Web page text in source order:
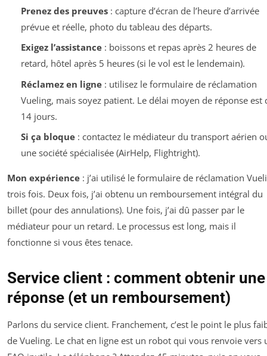
Prenez des preuves: capture d’écran de l’heure d’arrivée
prévue et réelle, photo du tableau des départs.
Exigez l’assistance: boissons et repas après 2 heures de
retard, hôtel après 5 heures (si le vol est le lendemain).
Réclamez en ligne: utilisez le formulaire de réclamation
Vueling, mais soyez patient. Le délai moyen de réponse est
14 jours.
Si ça bloque: contactez le médiateur du transport aérien
une société spécialisée (AirHelp, Flightright).
Mon expérience : j’ai utilisé le formulaire de réclamation
trois fois. Deux fois, j’ai obtenu un remboursement intégral du
billet (pour des annulations). Une fois, j’ai dû passer par le
médiateur pour un retard. Le processus est long, mais il
fonctionne si vous êtes tenace.
Service client : comment obtenir une
réponse (et un remboursement)
Parlons du service client. Franchement, c’est le point le plus
de Vueling. Le chat en ligne est un robot qui vous renvoie vers